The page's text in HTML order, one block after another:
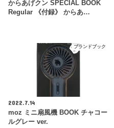
からあげクン SPECIAL BOOK
Regular 《付録》 からあ…
ブランドブック
2022.7.14
moz ミニ扇風機 BOOK チャコー
ルグレー ver.